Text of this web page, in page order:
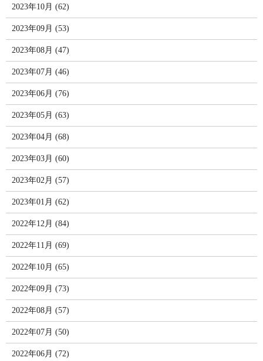
2023年10月 (62)
2023年09月 (53)
2023年08月 (47)
2023年07月 (46)
2023年06月 (76)
2023年05月 (63)
2023年04月 (68)
2023年03月 (60)
2023年02月 (57)
2023年01月 (62)
2022年12月 (84)
2022年11月 (69)
2022年10月 (65)
2022年09月 (73)
2022年08月 (57)
2022年07月 (50)
2022年06月 (72)